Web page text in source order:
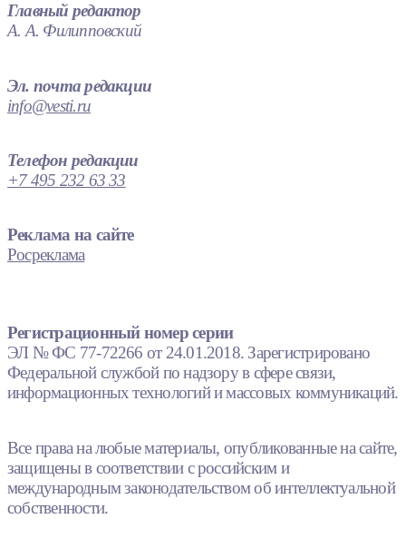
Главный редактор
А. А. Филипповский
Эл. почта редакции
info@vesti.ru
Телефон редакции
+7 495 232 63 33
Реклама на сайте
Росреклама
Регистрационный номер серии
ЭЛ № ФС 77-72266 от 24.01.2018. Зарегистрировано
Федеральной службой по надзору в сфере связи,
информационных технологий и массовых коммуникаций.
Все права на любые материалы, опубликованные на сайте,
защищены в соответствии с российским и
международным законодательством об интеллектуальной
собственности.